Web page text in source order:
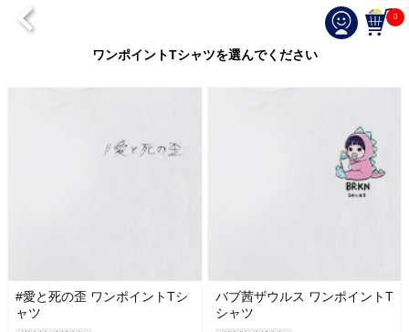
0
ワンポイントTシャツを選んでください
#愛と死の歪 ワンポイントTシ
ャツ
バブ茜ザウルス ワンポイントT
シャツ